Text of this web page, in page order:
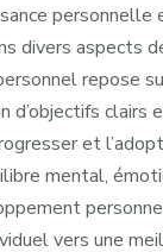
personnelle
divers aspects
repose
d’objectifs clairs
et
mental,
vers une